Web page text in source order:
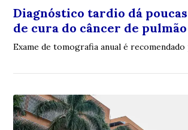
Diagnóstico tardio dá
de cura do câncer de pulmão
Exame de tomografia anual é